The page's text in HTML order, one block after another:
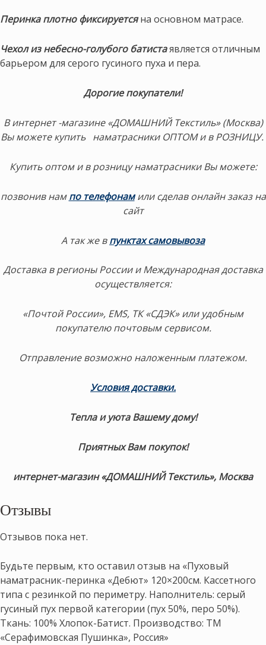
Перинка плотно фиксируется на основном матрасе.
Чехол из небесно-голубого батистаявляется отличным
барьером для серого гусиного пуха и пера.
Дорогие покупатели!
В интернет -магазине «ДОМАШНИЙ Текстиль» (Москва)
Вы можете купить наматрасники ОПТОМ и в РОЗНИЦУ.
Купить оптом и в розницу наматрасники Вы можете:
позвонив нампо телефонам или сделав онлайн заказ на
сайт
А так же в пунктах самовывоза
Доставка в регионы России и Международная доставка
осуществляется:
«Почтой России», EMS, ТК «СДЭК» или удобным
покупателю почтовым сервисом.
Отправление возможно наложенным платежом.
Условия доставки.
Тепла и уюта Вашему дому!
Приятных Вам покупок!
интернет-магазин «ДОМАШНИЙ Текстиль», Москва
Отзывы
Отзывов пока нет.
Будьте первым, кто оставил отзыв на «Пуховый
наматрасник-перинка «Дебют» 120×200см. Кассетного
типа с резинкой по периметру. Наполнитель: серый
гусиный пух первой категории (пух 50%, перо 50%).
Ткань: 100% Хлопок-Батист. Производство: ТМ
«Серафимовская Пушинка», Россия»